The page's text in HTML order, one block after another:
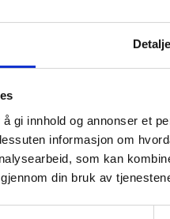
gi innhold og annonser et
informasjon om
som kan
din bruk av